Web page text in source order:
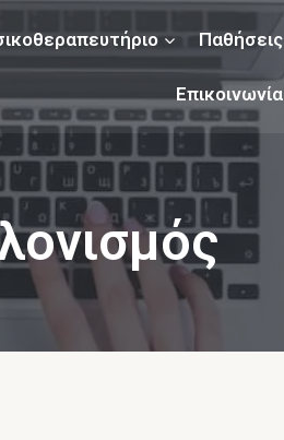
Παθήσεις
Επικοινωνία